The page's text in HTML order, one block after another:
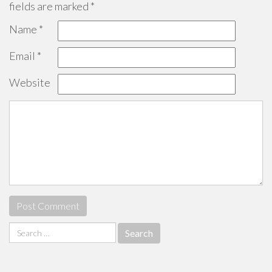
fields are marked *
Name *
Email *
Website
Search
for: